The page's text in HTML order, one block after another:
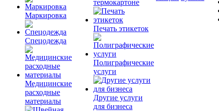
Маркировка
Спецодежда
Медицинские
расходные
материалы
термокартоне
Печать этикеток
Полиграфические
услуги
Другие услуги
для бизнеса